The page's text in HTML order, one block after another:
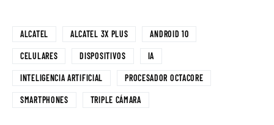
ALCATEL ALCATEL 3X PLUS ANDROID 10
CELULARES DISPOSITIVOS IA
INTELIGENCIA ARTIFICIAL PROCESADOR OCTACORE
SMARTPHONES TRIPLE CÁMARA